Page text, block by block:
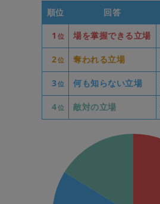
順位 回答
1 位 場を掌握できる立場
2位 奪われる立場
3位 何も知らない立場
4位 敵対の立場